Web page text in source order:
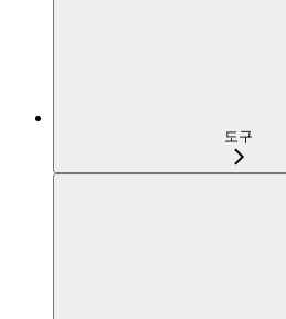
도구